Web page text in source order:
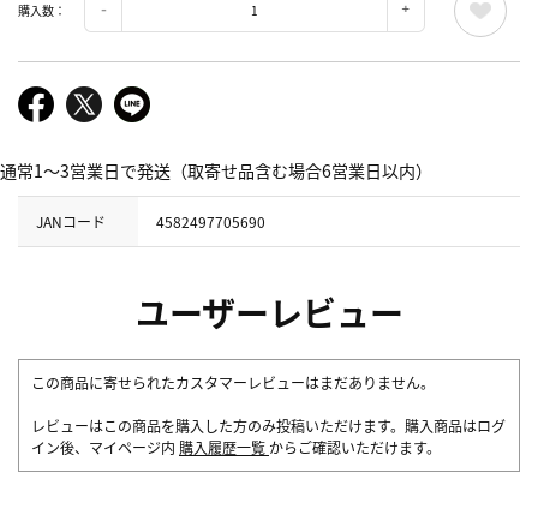
購入数：
通常1～3営業日で発送（取寄せ品含む場合6営業日以内）
JANコード 4582497705690
ユーザーレビュー
この商品に寄せられたカスタマーレビューはまだありません。
レビューはこの商品を購入した方のみ投稿いただけます。購入商品はログ
イン後、マイページ内 購入履歴一覧 からご確認いただけます。